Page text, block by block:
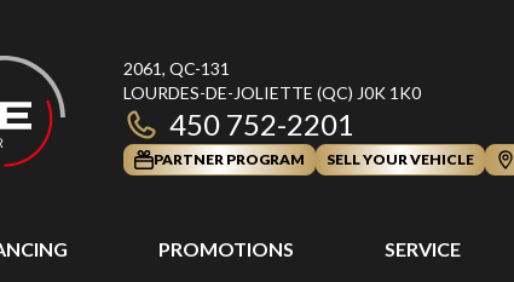
2061, QC-131
LOURDES-DE-JOLIETTE (QC) J0K 1K0
450 752-2201
PARTNER PROGRAM SELL YOUR VEHICLE
PROMOTIONS SERVICE